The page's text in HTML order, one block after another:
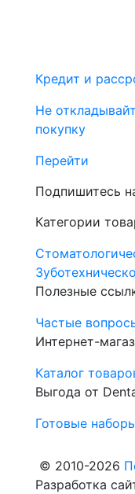
Кредит и
Не
покупку
Перейти
Подпишитесь
Категории
Полезные
Частые
Интернет-
Каталог
Выгода от
Готовые
© 2010-2026
Разработка